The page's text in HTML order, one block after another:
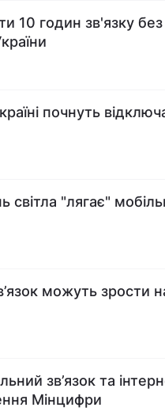
10 годин зв'язку без
почнуть
світла "лягає"
можуть зрости
зв’язок та
Мінцифри